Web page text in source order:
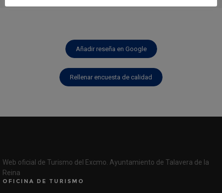
Añadir reseña en Google
Rellenar encuesta de calidad
Web oficial de Turismo del Excmo. Ayuntamiento de Talavera de la
Reina
OFICINA DE TURISMO